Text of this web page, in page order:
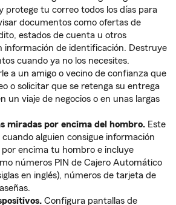
protege tu correo todos los días para
documentos como ofertas de
estados de cuenta u otros
información de identificación. Destruye
cuando ya no los necesites.
a un amigo o vecino de confianza que
o solicitar que se retenga su entrega
un viaje de negocios o en unas largas
miradas por encima del hombro. Este
alguien consigue información
por encima tu hombro e incluye
números PIN de Cajero Automático
en inglés), números de tarjeta de
Configura pantallas de